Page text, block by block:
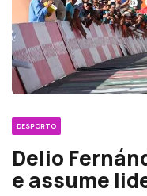
DESPORTO
Delio
e assume